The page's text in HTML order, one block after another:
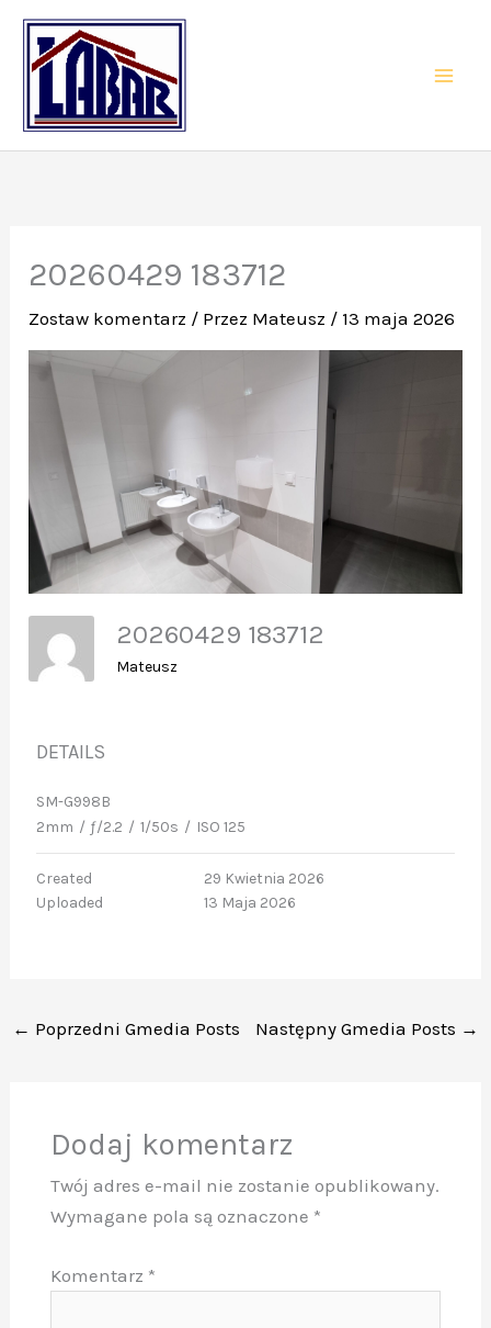
Przejdź
treści
20260429 183712
Zostaw komentarz / Przez Mateusz / 13 maja 2026
20260429 183712
Mateusz
DETAILS
SM-G998B
2mm / ƒ/2.2 / 1/50s / ISO 125
Created
29 Kwietnia 2026
Uploaded
13 Maja 2026
← Poprzedni Gmedia Posts Następny Gmedia Posts →
Dodaj komentarz
Twój adres e-mail nie zostanie opublikowany.
Wymagane pola są oznaczone *
Komentarz *